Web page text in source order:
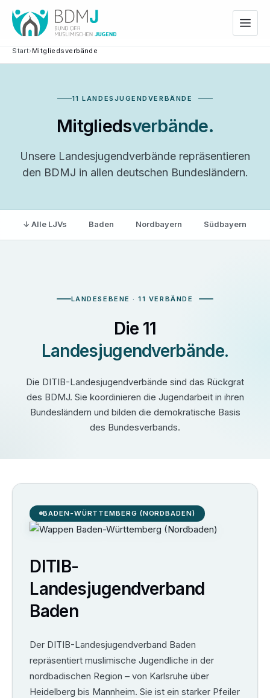
Start›Mitgliedsverbände
11 LANDESJUGENDVERBÄNDE
Mitgliedsverbände.
Unsere Landesjugendverbände repräsentieren
den BDMJ in allen deutschen Bundesländern.
↓ Alle LJVs Baden Nordbayern Südbayern
LANDESEBENE · 11 VERBÄNDE
Die 11
Landesjugendverbände.
Die DITIB-Landesjugendverbände sind das Rückgrat
des BDMJ. Sie koordinieren die Jugendarbeit in ihren
Bundesländern und bilden die demokratische Basis
des Bundesverbands.
BADEN-WÜRTTEMBERG (NORDBADEN)
DITIB-
Landesjugendverband
Baden
Der DITIB-Landesjugendverband Baden
repräsentiert muslimische Jugendliche in der
nordbadischen Region – von Karlsruhe über
Heidelberg bis Mannheim. Sie ist ein starker Pfeiler